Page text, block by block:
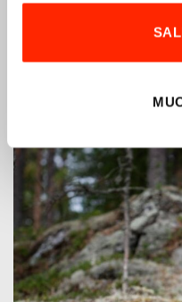
innovoimaan entistä